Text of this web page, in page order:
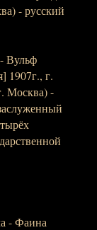
- русский
Вульф
1907г., г.
Москва) -
- Фаина